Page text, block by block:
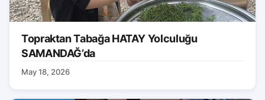
Topraktan Tabağa HATAY Yolculuğu
SAMANDAĞ’da
May 18, 2026